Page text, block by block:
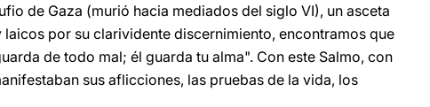
de Gaza (murió hacia mediados del siglo VI), un asceta
por su clarividente discernimiento, encontramos que
de todo mal; él guarda tu alma". Con este Salmo, con
sus aflicciones, las pruebas de la vida, los